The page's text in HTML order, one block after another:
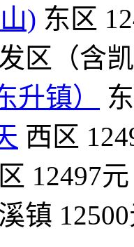
) 东区
区（含
升镇）
西区
12497元
镇